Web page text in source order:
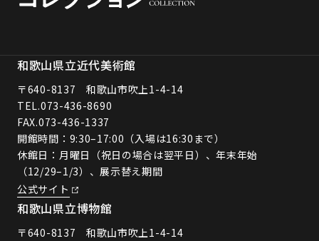
和歌山県立近代美術館
〒640-8137 和歌山市吹上1-4-14
TEL.073-436-8690
FAX.073-436-1337
開館時間：9:30–17:00（入場は16:30まで）
休館日：月曜日（祝日の場合は翌平日）、年末年始
（12/29–1/3）、展示替え期間
公式サイト
和歌山県立博物館
〒640-8137 和歌山市吹上1-4-14